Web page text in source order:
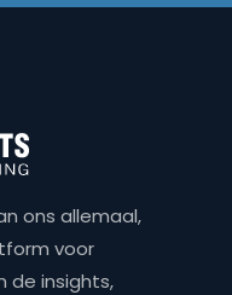
ons allemaal,
voor
de insights,